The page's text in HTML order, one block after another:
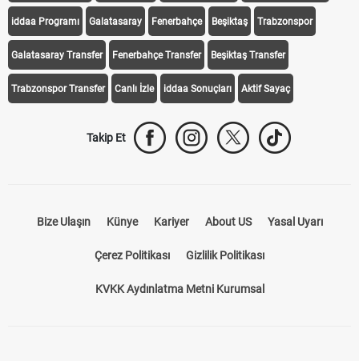
iddaa Programı Galatasaray Fenerbahçe Beşiktaş Trabzonspor
Galatasaray Transfer Fenerbahçe Transfer Beşiktaş Transfer
Trabzonspor Transfer Canlı İzle iddaa Sonuçları Aktif Sayaç
Takip Et
Bize Ulaşın Künye Kariyer About US Yasal Uyarı
Çerez Politikası Gizlilik Politikası
KVKK Aydınlatma Metni Kurumsal